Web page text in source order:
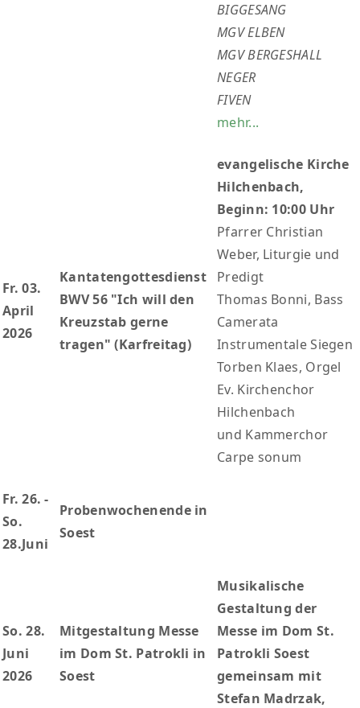
BIGGESANG
MGV ELBEN
MGV BERGESHALL
NEGER
FIVEN
mehr...
Fr. 03.
April
2026
Kantatengottesdienst
BWV 56 "Ich will den
Kreuzstab gerne
tragen" (Karfreitag)
evangelische Kirche
Hilchenbach,
Beginn: 10:00 Uhr
Pfarrer Christian
Weber, Liturgie und
Predigt
Thomas Bonni, Bass
Camerata
Instrumentale Siegen
Torben Klaes, Orgel
Ev. Kirchenchor
Hilchenbach
und Kammerchor
Carpe sonum
Fr. 26. -
So.
28.Juni
Probenwochenende in
Soest
So. 28.
Juni
2026
Mitgestaltung Messe
im Dom St. Patrokli in
Soest
Musikalische
Gestaltung der
Messe im Dom St.
Patrokli Soest
gemeinsam mit
Stefan Madrzak,